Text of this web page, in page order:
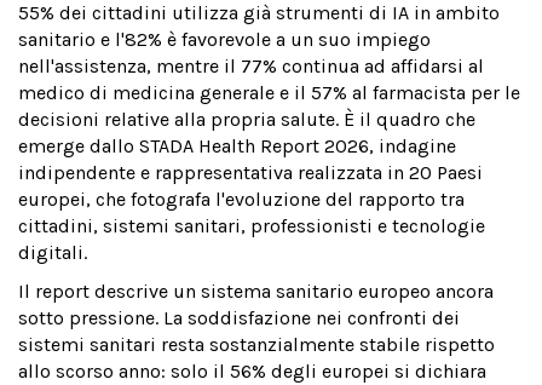
55% dei cittadini utilizza già strumenti di IA in ambito
sanitario e l'82% è favorevole a un suo impiego
nell'assistenza, mentre il 77% continua ad affidarsi al
medico di medicina generale e il 57% al farmacista per le
decisioni relative alla propria salute. È il quadro che
emerge dallo STADA Health Report 2026, indagine
indipendente e rappresentativa realizzata in 20 Paesi
europei, che fotografa l'evoluzione del rapporto tra
cittadini, sistemi sanitari, professionisti e tecnologie
digitali.
Il report descrive un sistema sanitario europeo ancora
sotto pressione. La soddisfazione nei confronti dei
sistemi sanitari resta sostanzialmente stabile rispetto
allo scorso anno: solo il 56% degli europei si dichiara